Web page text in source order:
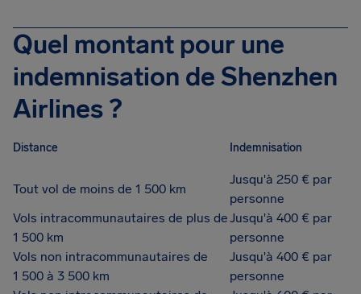
Quel montant pour une
indemnisation de Shenzhen
Airlines ?
Distance Indemnisation
Tout vol de moins de 1 500 km
Jusqu'à 250 € par
personne
Vols intracommunautaires de plus de
1 500 km
Jusqu'à 400 € par
personne
Vols non intracommunautaires de
1 500 à 3 500 km
Jusqu'à 400 € par
personne